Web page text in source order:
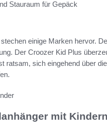
Stauraum für Gepäck
stechen einige Marken hervor.
Der Croozer Kid Plus
ratsam, sich eingehend über
mit Kindern